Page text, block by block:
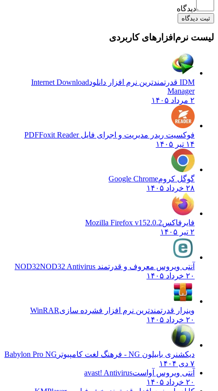
دیدگاه
ثبت دیدگاه
لیست نرم‌افزارهای کاربردی
IDM قدرتمندترین نرم افزار دانلود
Internet Download
Manager
۲ مرداد ۱۴۰۵
فوکسیت ریدر مدیریت و اجرای فایل PDFFoxit Reader
۱۴ تیر ۱۴۰۵
گوگل کرومGoogle Chrome
۲۸ خرداد ۱۴۰۵
فایرفاکسMozilla Firefox v152.0.2
۲ تیر ۱۴۰۵
آنتی ویروس معروف و قدرتمند NOD32 NOD32 Antivirus
۲۰ خرداد ۱۴۰۵
وینرار قدرتمندترین نرم افزار فشرده سازیWinRAR
۲۰ خرداد ۱۴۰۵
دیکشنری بابیلون NG - فرهنگ لغت کامپیوتر
Babylon Pro NG
۷ دی ۱۴۰۴
آنتی ویروس آواستavast! Antivirus
۲۰ خرداد ۱۴۰۵